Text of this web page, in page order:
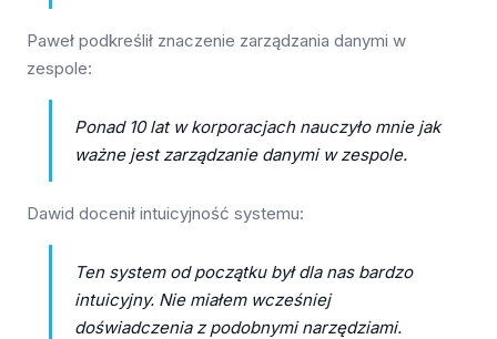
Paweł podkreślił znaczenie zarządzania danymi w
zespole:
Ponad 10 lat w korporacjach nauczyło mnie jak
ważne jest zarządzanie danymi w zespole.
Dawid docenił intuicyjność systemu:
Ten system od początku był dla nas bardzo
intuicyjny. Nie miałem wcześniej
doświadczenia z podobnymi narzędziami.